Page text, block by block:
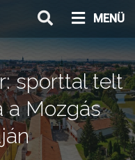
MENÜ
sporttal telt
a Mozgás